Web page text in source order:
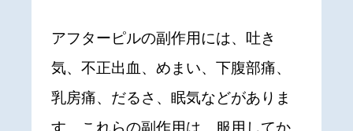
アフターピルの副作用には、吐き
気、不正出血、めまい、下腹部痛、
乳房痛、だるさ、眠気などがありま
す。これらの副作用は、服用してか